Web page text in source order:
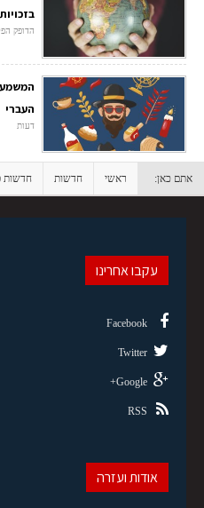
הדופק
העברי
דעות
אתם כאן: ראשי חדשות חדשות
עקבו אחרינו
Facebook
Twitter
Google+
RSS
אודות ועזרה